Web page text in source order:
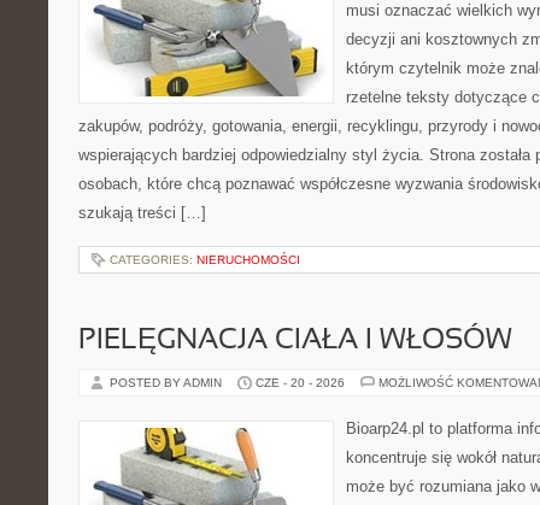
musi oznaczać wielkich
decyzji ani kosztownych
którym czytelnik może
rzetelne teksty dotyczące
zakupów, podróży, gotowania, energii, recyklingu, przyrody i
wspierających bardziej odpowiedzialny styl życia. Strona została
osobach, które chcą poznawać współczesne wyzwania
szukają treści […]
CATEGORIES: NIERUCHOMOŚCI
PIELĘGNACJA CIAŁA I WŁOSÓW
POSTED BY ADMIN CZE - 20 - 2026 MOŻLIWOŚĆ
Bioarp24.pl to platforma
koncentruje się wokół
może być rozumiana jako